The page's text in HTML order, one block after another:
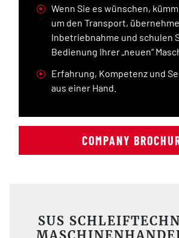
COMPANY
Wenn Sie es wünschen,
um den Transport,
Inbetriebnahme und schulen
Bedienung Ihrer „neuen“
Erfahrung, Kompetenz und
aus einer Hand.
SUS